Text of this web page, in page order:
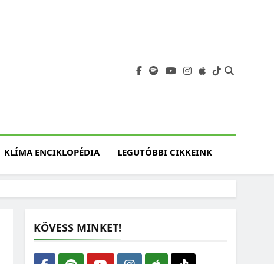
Jövő
KLÍMA ENCIKLOPÉDIA LEGUTÓBBI CIKKEINK
KÖVESS MINKET!